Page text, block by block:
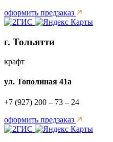
оформить предзаказ
г. Тольятти
крафт
ул. Тополиная 41а
+7 (927) 200 – 73 – 24
оформить предзаказ